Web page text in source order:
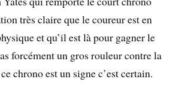
très claire que le coureur est en
et qu’il est là pour gagner le
forcément un gros rouleur contre la
chrono est un signe c’est certain.